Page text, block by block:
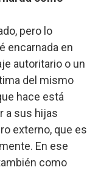
pero lo
encarnada en
autoritario o un
del mismo
hace está
a sus hijas
externo, que es
En ese
como